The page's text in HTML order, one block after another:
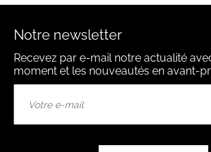
Notre newsletter
Recevez par e-mail notre actualité
moment et les nouveautés en avant-